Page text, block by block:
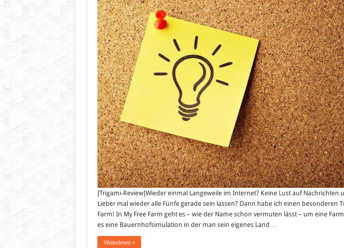
[Trigami-Review]Wieder einmal Langeweile im Internet? Keine Lust auf
Lieber mal wieder alle Fünfe gerade sein lassen? Dann habe ich einen besonderen
Farm! In My Free Farm geht es – wie der Name schon vermuten lässt – um eine
es eine Bauernhofsimulation in der man sein eigenes Land …
Weiterlesen »